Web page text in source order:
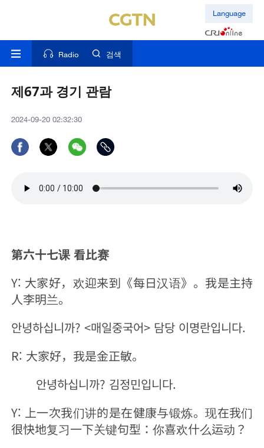
Language
Radio 검색
제67과 경기 관람
2024-09-20 02:32:30
第六十七课 看比赛
Y: 大家好，欢迎来到《每日汉语》。我是主持
人李明兰。
안녕하십니까? <매일중국어> 담당 이명란입니다.
R: 大家好，我是金正敏。
안녕하십니까? 김정민입니다.
Y: 上一次我们讲的是在健康与锻炼。现在我们
很快地复习一下关键句型：你喜欢什么运动？